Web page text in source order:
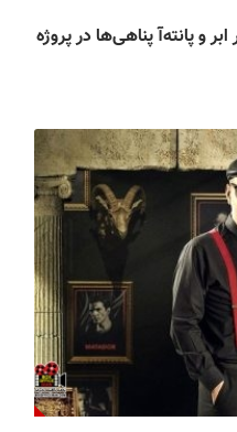
و پانته‌آ پناهی‌ها در پروژه